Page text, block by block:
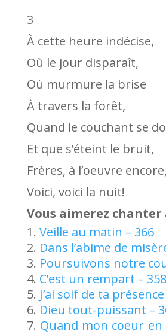
3
À cette heure indécise,
Où le jour disparaît,
Où murmure la brise
À travers la forêt,
Quand le couchant se
Et que s’éteint le bruit,
Frères, à l’oeuvre encore,
Voici, voici la nuit!
Vous aimerez chanter
Veille au matin – 366
Dans l’abime de
Poursuivons notre
C’est un rempart – 358
J’ai soif de ta
Dieu tout-puissant –
Quand mon coeur en